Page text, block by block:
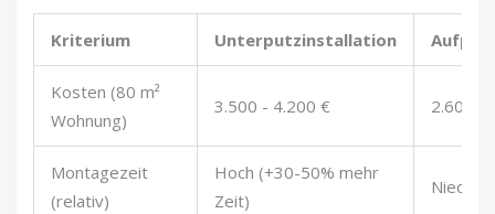
Kriterium Unterputzinstallation
Kosten (80 m²
Wohnung)
3.500 - 4.200 € 2.600 -
Montagezeit
(relativ)
Hoch (+30-50% mehr
Zeit)
Niedrig